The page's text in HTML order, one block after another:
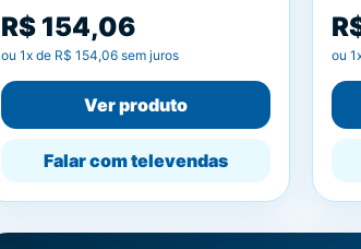
R$ 154,06
ou 1x de R$ 154,06 sem juros
Ver produto
Falar com televendas
ou1